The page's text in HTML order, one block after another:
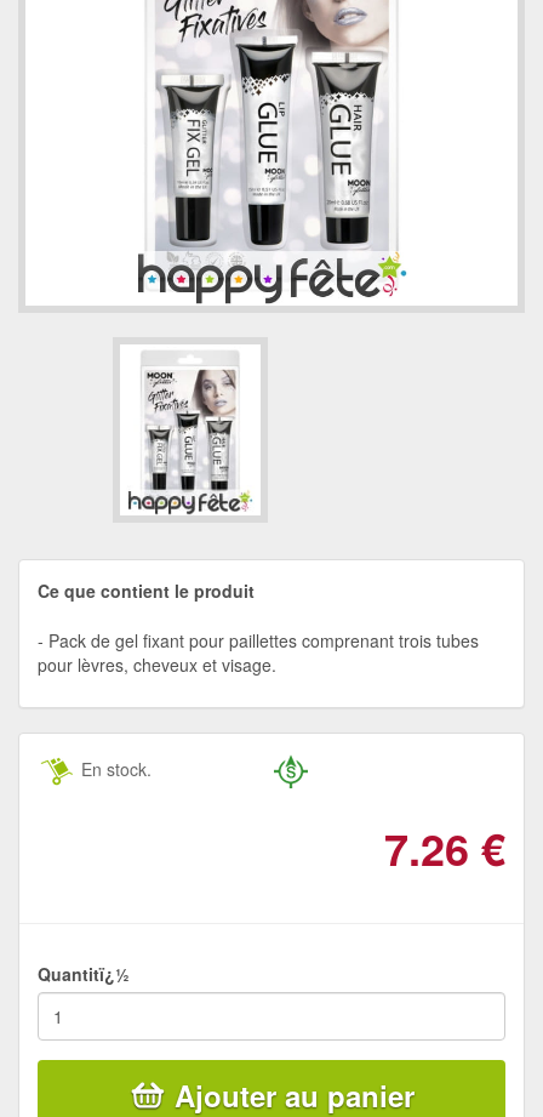
Ce que contient le produit
Pack de gel fixant pour paillettes comprenant trois tubes
pour lèvres, cheveux et visage.
En stock.
7.26 €
Quantitï¿½
Ajouter au panier